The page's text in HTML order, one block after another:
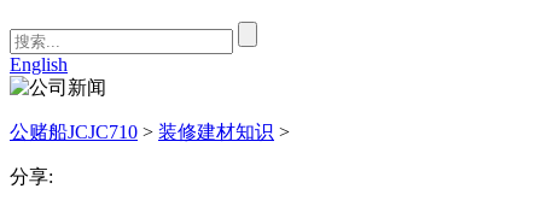
English
公赌船JCJC710 > 装修建材知识 >
分享: